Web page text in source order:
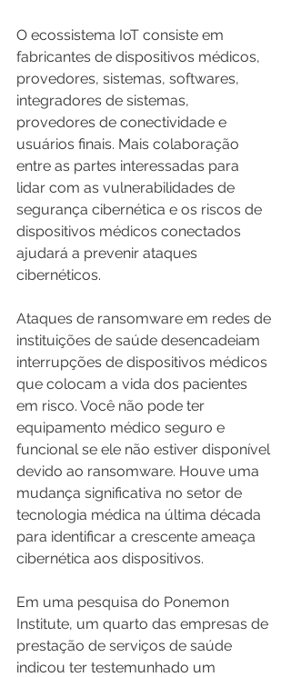
O ecossistema IoT consiste em
fabricantes de dispositivos médicos,
provedores, sistemas, softwares,
integradores de sistemas,
provedores de conectividade e
usuários finais. Mais colaboração
entre as partes interessadas para
lidar com as vulnerabilidades de
segurança cibernética e os riscos de
dispositivos médicos conectados
ajudará a prevenir ataques
cibernéticos.
Ataques de ransomware em redes de
instituições de saúde desencadeiam
interrupções de dispositivos médicos
que colocam a vida dos pacientes
em risco. Você não pode ter
equipamento médico seguro e
funcional se ele não estiver disponível
devido ao ransomware. Houve uma
mudança significativa no setor de
tecnologia médica na última década
para identificar a crescente ameaça
cibernética aos dispositivos.
Em uma pesquisa do Ponemon
Institute, um quarto das empresas de
prestação de serviços de saúde
indicou ter testemunhado um